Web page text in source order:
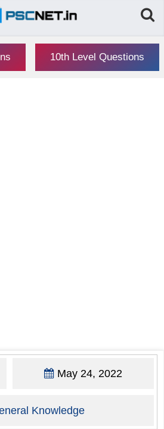
10th Level Questions
May 24, 2022
Knowledge